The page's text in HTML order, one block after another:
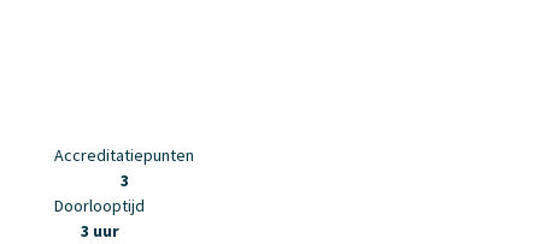
Accreditatiepunten
3
Doorlooptijd
3 uur